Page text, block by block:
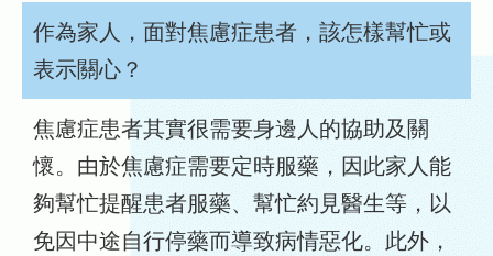
作為家人，面對焦慮症患者，該怎樣幫忙或
表示關心？
焦慮症患者其實很需要身邊人的協助及關
懷。由於焦慮症需要定時服藥，因此家人能
夠幫忙提醒患者服藥、幫忙約見醫生等，以
免因中途自行停藥而導致病情惡化。此外，